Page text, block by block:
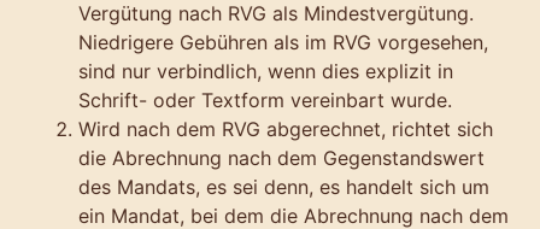
Vergütung nach RVG als Mindestvergütung.
Niedrigere Gebühren als im RVG vorgesehen,
sind nur verbindlich, wenn dies explizit in
Schrift- oder Textform vereinbart wurde.
Wird nach dem RVG abgerechnet, richtet sich
die Abrechnung nach dem Gegenstandswert
des Mandats, es sei denn, es handelt sich um
ein Mandat, bei dem die Abrechnung nach dem